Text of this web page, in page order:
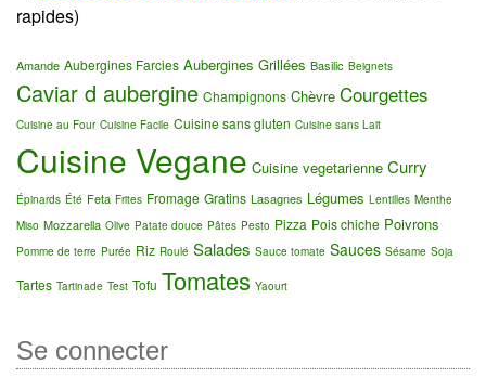
rapides)
Amande Aubergines Farcies Aubergines Grillées Basilic Beignets
Caviar d aubergine Champignons Chèvre Courgettes
Cuisine au Four Cuisine Facile Cuisine sans gluten Cuisine sans Lait
Cuisine Vegane Cuisine vegetarienne Curry
Épinards Été Feta Frites Fromage Gratins Lasagnes Légumes Lentilles Menthe
Miso Mozzarella Olive Patate douce Pâtes Pesto Pizza Pois chiche Poivrons
Pomme de terre Purée Riz Roulé Salades Sauce tomate Sauces Sésame Soja
Tartes Tartinade Test Tofu Tomates Yaourt
Se connecter